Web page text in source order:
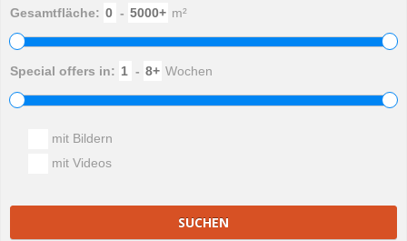
Gesamtfläche: - m²
Special offers in: - Wochen
mit Bildern
mit Videos
SUCHEN